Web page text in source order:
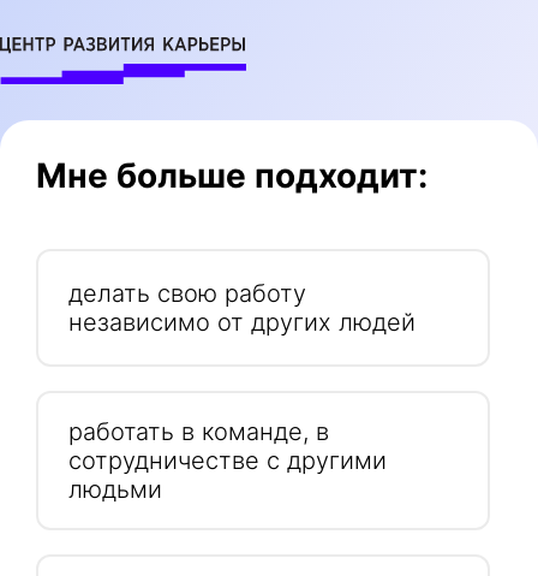
Мне больше подходит:
делать свою работу
независимо от других людей
работать в команде, в
сотрудничестве с другими
людьми